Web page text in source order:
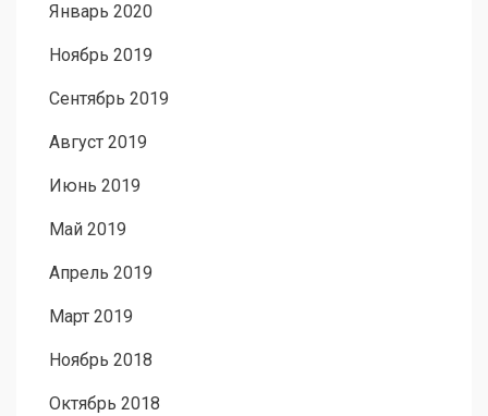
Январь 2020
Ноябрь 2019
Сентябрь 2019
Август 2019
Июнь 2019
Май 2019
Апрель 2019
Март 2019
Ноябрь 2018
Октябрь 2018